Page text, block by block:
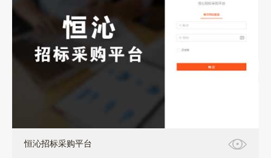
软件定制+小程序+pc
恒沁招标采购平台